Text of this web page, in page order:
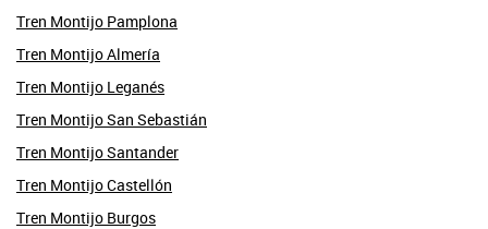
Tren Montijo Pamplona
Tren Montijo Almería
Tren Montijo Leganés
Tren Montijo San Sebastián
Tren Montijo Santander
Tren Montijo Castellón
Tren Montijo Burgos